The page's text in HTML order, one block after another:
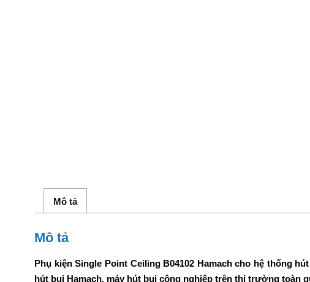
Mô tả
Mô tả
Phụ kiện Single Point Ceiling B04102 Hamach cho hệ thống
hút bụi Hamach, máy hút bụi công nghiệp trên thị trường toàn